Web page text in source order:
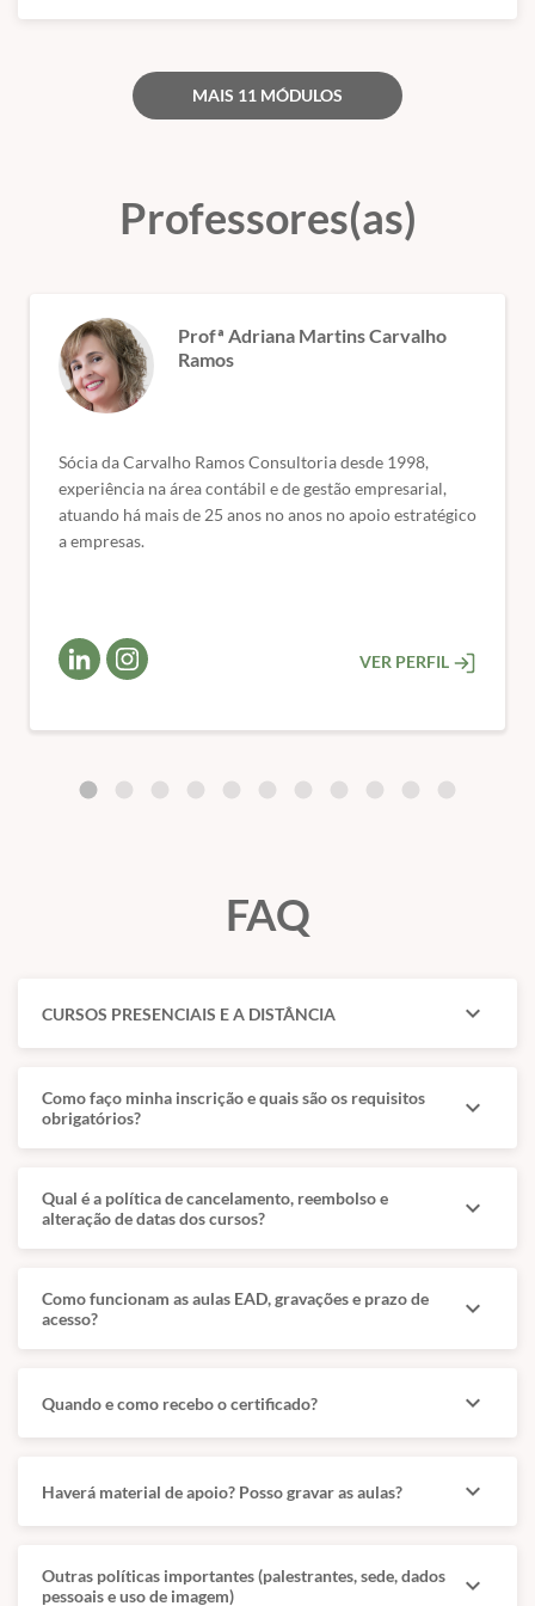
MAIS 11 MÓDULOS
Professores(as)
Profª Adriana Martins Carvalho
Ramos
Sócia da Carvalho Ramos Consultoria desde 1998,
experiência na área contábil e de gestão empresarial,
atuando há mais de 25 anos no anos no apoio estratégico
a empresas.
VER PERFIL
FAQ
CURSOS PRESENCIAIS E A DISTÂNCIA expand_more
Como faço minha inscrição e quais são os requisitos
obrigatórios?
expand_more
Qual é a política de cancelamento, reembolso e
alteração de datas dos cursos?
expand_more
Como funcionam as aulas EAD, gravações e prazo de
acesso?
expand_more
Quando e como recebo o certificado? expand_more
Haverá material de apoio? Posso gravar as aulas? expand_more
Outras políticas importantes (palestrantes, sede, dados
pessoais e uso de imagem)
expand_more